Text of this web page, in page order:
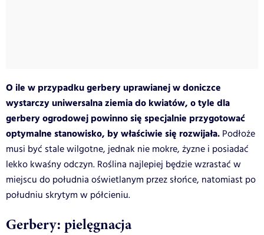
O ile w przypadku gerbery uprawianej w doniczce
wystarczy uniwersalna ziemia do kwiatów, o tyle dla
gerbery ogrodowej powinno się specjalnie przygotować
optymalne stanowisko, by właściwie się rozwijała. Podłoże
musi być stale wilgotne, jednak nie mokre, żyzne i posiadać
lekko kwaśny odczyn. Roślina najlepiej będzie wzrastać w
miejscu do południa oświetlanym przez słońce, natomiast po
południu skrytym w półcieniu.
Gerbery: pielęgnacja